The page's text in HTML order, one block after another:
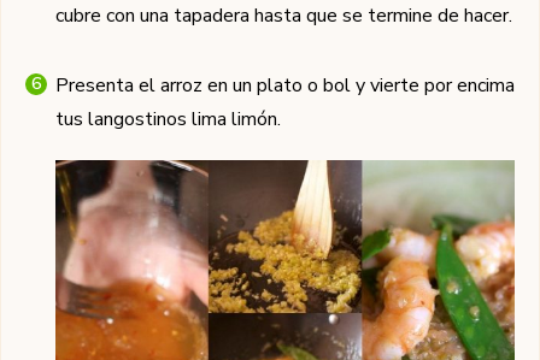
cubre con una tapadera hasta que se termine de hacer.
Presenta el arroz en un plato o bol y vierte por encima
tus langostinos lima limón.